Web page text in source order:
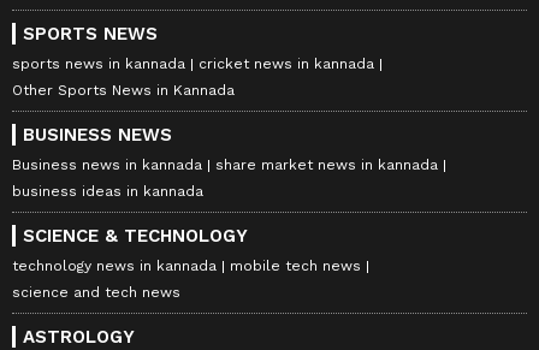
SPORTS NEWS
sports news in kannada
cricket news in kannada
Other Sports News in Kannada
BUSINESS NEWS
Business news in kannada
share market news in kannada
business ideas in kannada
SCIENCE & TECHNOLOGY
technology news in kannada
mobile tech news
science and tech news
ASTROLOGY